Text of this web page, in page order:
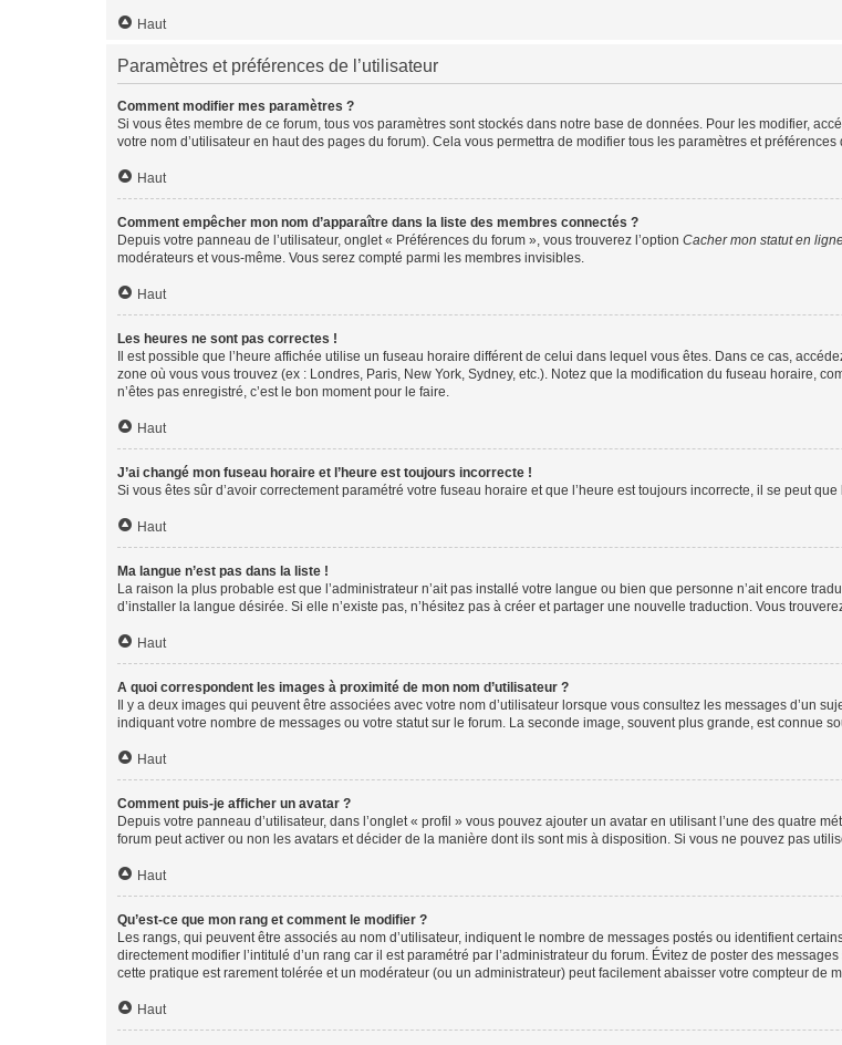
Haut
Paramètres et préférences de l’utilisateur
Comment modifier mes paramètres ?
Si vous êtes membre de ce forum, tous vos paramètres sont stockés dans notre base de données. Pour les modifier,
votre nom d’utilisateur en haut des pages du forum). Cela vous permettra de modifier tous les paramètres et préférences
Haut
Comment empêcher mon nom d’apparaître dans la liste des membres connectés ?
Depuis votre panneau de l’utilisateur, onglet « Préférences du forum », vous trouverez l’option Cacher mon statut en
modérateurs et vous-même. Vous serez compté parmi les membres invisibles.
Haut
Les heures ne sont pas correctes !
Il est possible que l’heure affichée utilise un fuseau horaire différent de celui dans lequel vous êtes. Dans ce cas,
zone où vous vous trouvez (ex : Londres, Paris, New York, Sydney, etc.). Notez que la modification du fuseau horaire,
n’êtes pas enregistré, c’est le bon moment pour le faire.
Haut
J’ai changé mon fuseau horaire et l’heure est toujours incorrecte !
Si vous êtes sûr d’avoir correctement paramétré votre fuseau horaire et que l’heure est toujours incorrecte, il se peut
Haut
Ma langue n’est pas dans la liste !
La raison la plus probable est que l’administrateur n’ait pas installé votre langue ou bien que personne n’ait encore
d’installer la langue désirée. Si elle n’existe pas, n’hésitez pas à créer et partager une nouvelle traduction. Vous
Haut
A quoi correspondent les images à proximité de mon nom d’utilisateur ?
Il y a deux images qui peuvent être associées avec votre nom d’utilisateur lorsque vous consultez les messages d’un
indiquant votre nombre de messages ou votre statut sur le forum. La seconde image, souvent plus grande, est connue
Haut
Comment puis-je afficher un avatar ?
Depuis votre panneau d’utilisateur, dans l’onglet « profil » vous pouvez ajouter un avatar en utilisant l’une des quatre
forum peut activer ou non les avatars et décider de la manière dont ils sont mis à disposition. Si vous ne pouvez pas
Haut
Qu’est-ce que mon rang et comment le modifier ?
Les rangs, qui peuvent être associés au nom d’utilisateur, indiquent le nombre de messages postés ou identifient
directement modifier l’intitulé d’un rang car il est paramétré par l’administrateur du forum. Évitez de poster des
cette pratique est rarement tolérée et un modérateur (ou un administrateur) peut facilement abaisser votre compteur de
Haut